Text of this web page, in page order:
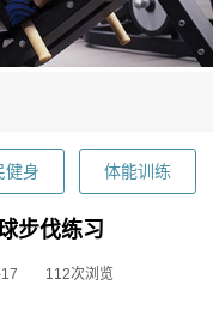
健身 体能训练
步伐练习
112次浏览